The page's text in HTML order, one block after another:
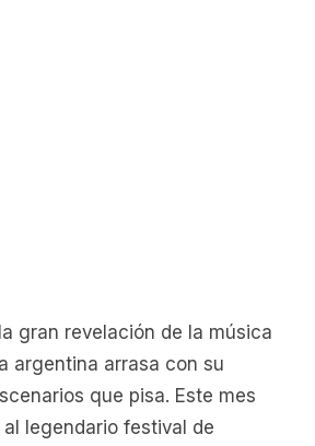
gran revelación de la música
argentina arrasa con su
que pisa. Este mes
legendario festival de